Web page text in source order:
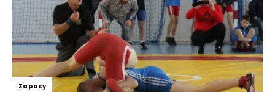
Zapasy